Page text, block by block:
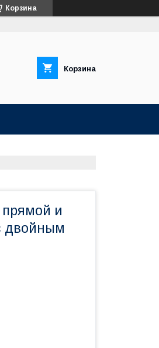
Корзина
Корзина
и
двойным